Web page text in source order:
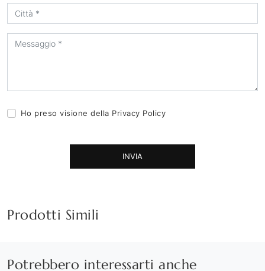
Ho preso visione della Privacy Policy
INVIA
Prodotti Simili
Potrebbero interessarti anche